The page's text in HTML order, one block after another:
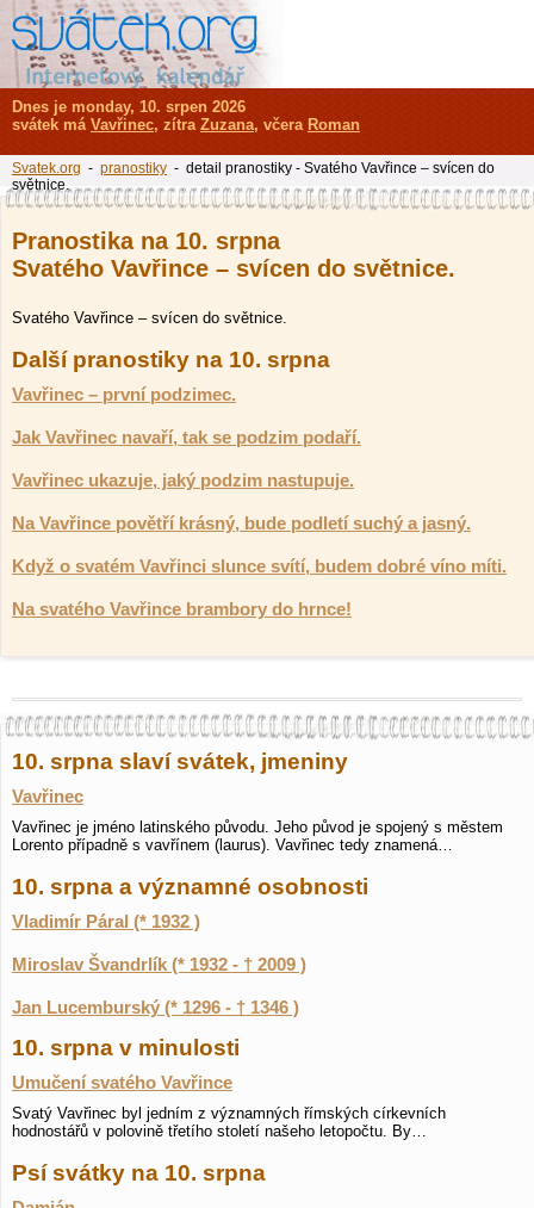
Pranostika na 10. srpna
Svatého Vavřince – svícen do světnice.
Svatého Vavřince – svícen do světnice.
Další pranostiky na 10. srpna
Vavřinec – první podzimec.
Jak Vavřinec navaří, tak se podzim podaří.
Vavřinec ukazuje, jaký podzim nastupuje.
Na Vavřince povětří krásný, bude podletí suchý a jasný.
Když o svatém Vavřinci slunce svítí, budem dobré víno míti.
Na svatého Vavřince brambory do hrnce!
10. srpna slaví svátek, jmeniny
Vavřinec
Vavřinec je jméno latinského původu. Jeho původ je spojený s městem
Lorento případně s vavřínem (laurus). Vavřinec tedy znamená…
10. srpna a významné osobnosti
Vladimír Páral (* 1932 )
Miroslav Švandrlík (* 1932 - † 2009 )
Jan Lucemburský (* 1296 - † 1346 )
10. srpna v minulosti
Umučení svatého Vavřince
Svatý Vavřinec byl jedním z významných římských církevních
hodnostářů v polovině třetího století našeho letopočtu. By…
Psí svátky na 10. srpna
Dnes je monday, 10. srpen 2026
svátek má Vavřinec, zítra Zuzana, včera Roman
Svatek.org - pranostiky - detail pranostiky - Svatého Vavřince – svícen do
světnice.